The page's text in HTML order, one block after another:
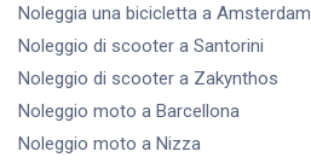
Noleggia una bicicletta a Amsterdam
Noleggio di scooter a Santorini
Noleggio di scooter a Zakynthos
Noleggio moto a Barcellona
Noleggio moto a Nizza